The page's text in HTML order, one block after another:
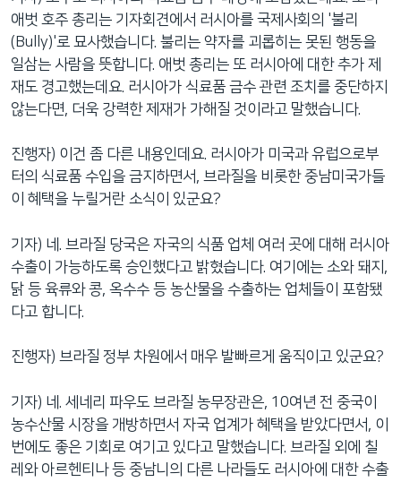
애벗 호주 총리는 기자회견에서 러시아를 국제사회의 '불리
(Bully)'로 묘사했습니다. 불리는 약자를 괴롭히는 못된 행동을
일삼는 사람을 뜻합니다. 애벗 총리는 또 러시아에 대한 추가 제
재도 경고했는데요. 러시아가 식료품 금수 관련 조치를 중단하지
않는다면, 더욱 강력한 제재가 가해질 것이라고 말했습니다.
진행자) 이건 좀 다른 내용인데요. 러시아가 미국과 유럽으로부
터의 식료품 수입을 금지하면서, 브라질을 비롯한 중남미국가들
이 혜택을 누릴거란 소식이 있군요?
기자) 네. 브라질 당국은 자국의 식품 업체 여러 곳에 대해 러시아
수출이 가능하도록 승인했다고 밝혔습니다. 여기에는 소와 돼지,
닭 등 육류와 콩, 옥수수 등 농산물을 수출하는 업체들이 포함됐
다고 합니다.
진행자) 브라질 정부 차원에서 매우 발빠르게 움직이고 있군요?
기자) 네. 세네리 파우도 브라질 농무장관은, 10여년 전 중국이
농수산물 시장을 개방하면서 자국 업계가 혜택을 받았다면서, 이
번에도 좋은 기회로 여기고 있다고 말했습니다. 브라질 외에 칠
레와 아르헨티나 등 중남니의 다른 나라들도 러시아에 대한 수출